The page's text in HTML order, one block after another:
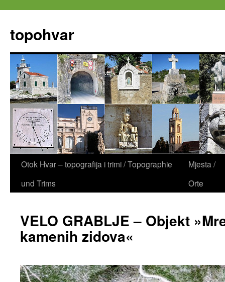
springen
topohvar
Otok Hvar – topografija i trimi / Topographie
und Trims
Mjesta /
Orte
VELO GRABLJE – Objekt
kamenih zidova«